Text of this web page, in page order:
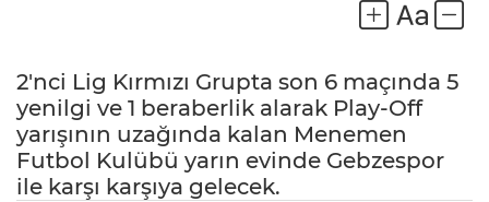
2'nci Lig Kırmızı Grupta son 6 maçında 5
yenilgi ve 1 beraberlik alarak Play-Off
yarışının uzağında kalan Menemen
Futbol Kulübü yarın evinde Gebzespor
ile karşı karşıya gelecek.